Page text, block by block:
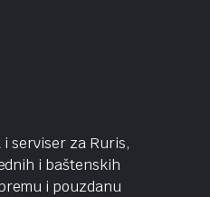
serviser za Ruris,
i baštenskih
i pouzdanu